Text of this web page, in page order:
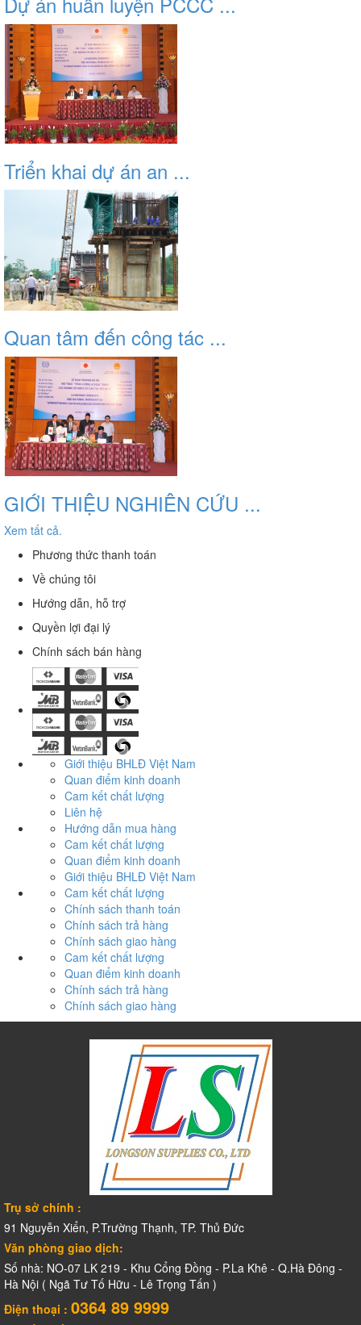
Triển khai dự án an ...
Quan tâm đến công tác ...
GIỚI THIỆU NGHIÊN CỨU ...
Xem tất cả.
Phương thức thanh toán
Về chúng tôi
Hướng dẫn, hỗ trợ
Quyền lợi đại lý
Chính sách bán hàng
Giới thiệu BHLĐ Việt Nam
Quan điểm kinh doanh
Cam kết chất lượng
Liên hệ
Hướng dẫn mua hàng
Cam kết chất lượng
Quan điểm kinh doanh
Giới thiệu BHLĐ Việt Nam
Cam kết chất lượng
Chính sách thanh toán
Chính sách trả hàng
Chính sách giao hàng
Cam kết chất lượng
Quan điểm kinh doanh
Chính sách trả hàng
Chính sách giao hàng
Trụ sở chính :
91 Nguyễn Xiển, P.Trường Thạnh, TP. Thủ Đức
Văn phòng giao dịch:
Số nhà: NO-07 LK 219 - Khu Cổng Đồng - P.La Khê - Q.Hà Đông -
Hà Nội ( Ngã Tư Tố Hữu - Lê Trọng Tấn )
Điện thoại : 0364 89 9999